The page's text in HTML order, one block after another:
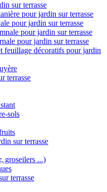
sur terrasse
pour jardin sur terrasse
pour jardin sur terrasse
pour jardin sur terrasse
pour jardin sur terrasse
feuillage décoratifs pour jardin
terrasse
sols
sur terrasse
groseilers ...)
terrasse